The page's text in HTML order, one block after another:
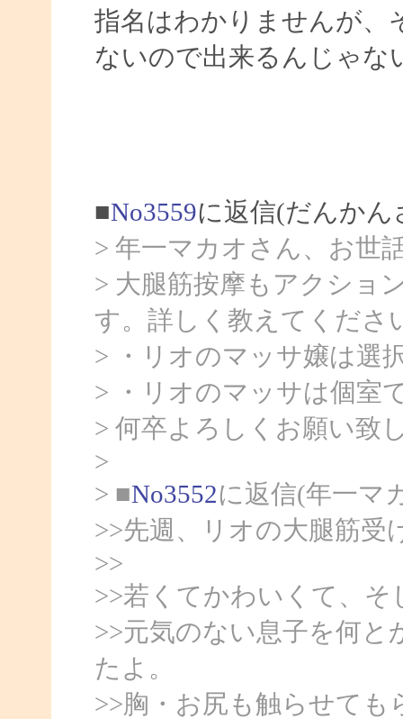
指名はわかりませんが、
ないので出来るんじゃな
■No3559に返信(だんかん
> 年一マカオさん、お世
> 大腿筋按摩もアクショ
す。詳しく教えてくださ
> ・リオのマッサ嬢は選
> ・リオのマッサは個室
> 何卒よろしくお願い致
>
> ■No3552に返信(年一マ
>>先週、リオの大腿筋受
>>
>>若くてかわいくて、そ
>>元気のない息子を何
たよ。
>>胸・お尻も触らせて